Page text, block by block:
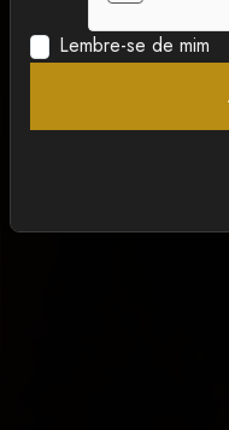
Lembre-se de mim